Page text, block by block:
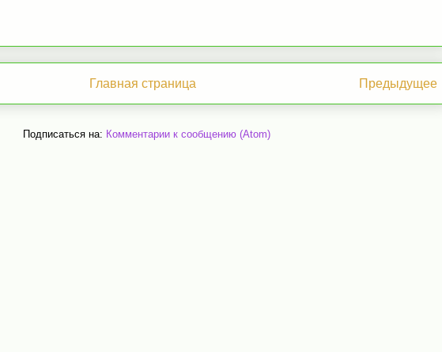
Предыдущее
Главная страница
Подписаться на: Комментарии к сообщению (Atom)